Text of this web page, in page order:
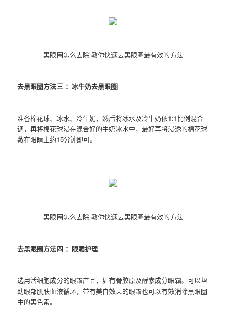
黑眼圈怎么去除 教你快速去黑眼圈最有效的方法
去黑眼圈方法三 ：冰牛奶去黑眼圈
准备棉花球、冰水、冷牛奶，然后将冰水及冷牛奶依1:1比例混合
调，再将棉花球浸在混合好的牛奶冰水中，最好再将浸透的棉花球
敷在眼睛上约15分钟即可。
黑眼圈怎么去除 教你快速去黑眼圈最有效的方法
去黑眼圈方法四 ：眼霜护理
选用活细胞成分的眼霜产品，如有骨胶原及酵素成分眼霜。可以帮
助眼部肌肤血液循环，带有美白效果的眼霜也可以有效消除黑眼圈
中的黑色素。